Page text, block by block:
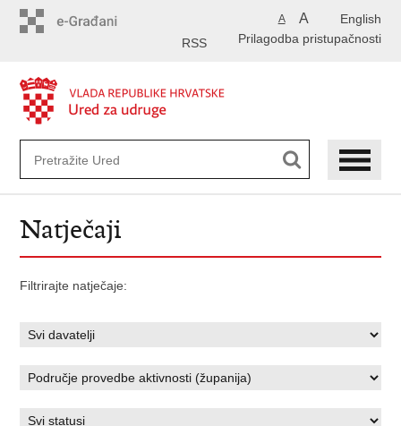
English
A A
Prilagodba pristupačnosti
RSS
Natječaji
Filtrirajte natječaje: